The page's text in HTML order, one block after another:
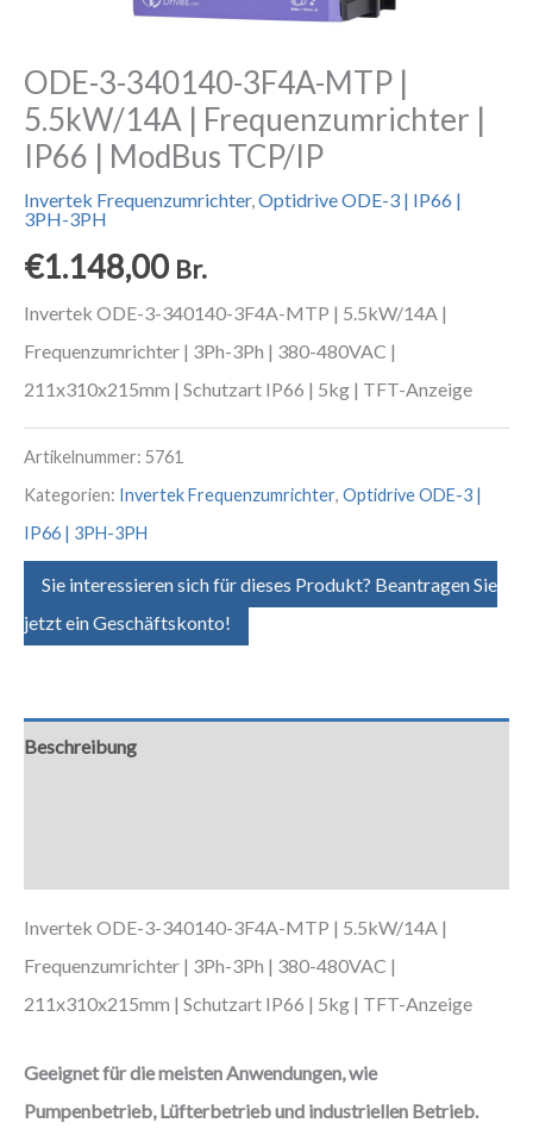
ODE-3-340140-3F4A-MTP |
5.5kW/14A | Frequenzumrichter |
IP66 | ModBus TCP/IP
Invertek Frequenzumrichter,Optidrive ODE-3 | IP66 |
3PH-3PH
€1.148,00 Br.
Invertek ODE-3-340140-3F4A-MTP | 5.5kW/14A |
Frequenzumrichter | 3Ph-3Ph | 380-480VAC |
211x310x215mm | Schutzart IP66 | 5kg | TFT-Anzeige
Artikelnummer: 5761
Kategorien: Invertek Frequenzumrichter, Optidrive ODE-3 |
IP66 | 3PH-3PH
Sie interessieren sich für dieses Produkt? Beantragen Sie
jetzt ein Geschäftskonto!
Beschreibung
Invertek ODE-3-340140-3F4A-MTP | 5.5kW/14A |
Frequenzumrichter | 3Ph-3Ph | 380-480VAC |
211x310x215mm | Schutzart IP66 | 5kg | TFT-Anzeige
Geeignet für die meisten Anwendungen, wie
Pumpenbetrieb, Lüfterbetrieb und industriellen Betrieb.